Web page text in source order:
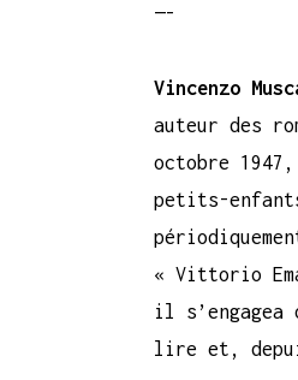
—-
Vincenzo
auteur des
octobre
petits-
« Vittorio
il
lire et,